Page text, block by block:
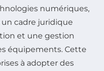
numériques,
un cadre juridique
et une gestion
équipements. Cette
à adopter des